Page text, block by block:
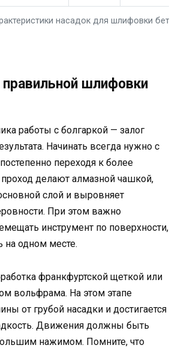
насадок для шлифовки
правильной шлифовки
работы с болгаркой — залог
Начинать всегда нужно с
переходя к более
делают алмазной чашкой,
слой и выровняет
При этом важно
инструмент по поверхности,
на одном месте.
франкфуртской щеткой или
вольфрама. На этом этапе
от грубой насадки и достигается
Движения должны быть
нажимом. Помните, что